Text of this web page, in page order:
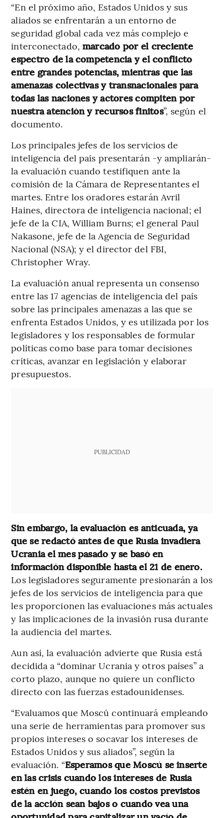
“En el próximo año, Estados Unidos y sus
aliados se enfrentarán a un entorno de
seguridad global cada vez más complejo e
interconectado, marcado por el creciente
espectro de la competencia y el conflicto
entre grandes potencias, mientras que las
amenazas colectivas y transnacionales para
todas las naciones y actores compiten por
nuestra atención y recursos finitos”, según el
documento.
Los principales jefes de los servicios de
inteligencia del país presentarán -y ampliarán-
la evaluación cuando testifiquen ante la
comisión de la Cámara de Representantes el
martes. Entre los oradores estarán Avril
Haines, directora de inteligencia nacional; el
jefe de la CIA, William Burns; el general Paul
Nakasone, jefe de la Agencia de Seguridad
Nacional (NSA); y el director del FBI,
Christopher Wray.
La evaluación anual representa un consenso
entre las 17 agencias de inteligencia del país
sobre las principales amenazas a las que se
enfrenta Estados Unidos, y es utilizada por los
legisladores y los responsables de formular
políticas como base para tomar decisiones
críticas, avanzar en legislación y elaborar
presupuestos.
PUBLICIDAD
Sin embargo, la evaluación es anticuada, ya
que se redactó antes de que Rusia invadiera
Ucrania el mes pasado y se basó en
información disponible hasta el 21 de enero.
Los legisladores seguramente presionarán a los
jefes de los servicios de inteligencia para que
les proporcionen las evaluaciones más actuales
y las implicaciones de la invasión rusa durante
la audiencia del martes.
Aun así, la evaluación advierte que Rusia está
decidida a “dominar Ucrania y otros países” a
corto plazo, aunque no quiere un conflicto
directo con las fuerzas estadounidenses.
“Evaluamos que Moscú continuará empleando
una serie de herramientas para promover sus
propios intereses o socavar los intereses de
Estados Unidos y sus aliados”, según la
evaluación. “Esperamos que Moscú se inserte
en las crisis cuando los intereses de Rusia
estén en juego, cuando los costos previstos
de la acción sean bajos o cuando vea una